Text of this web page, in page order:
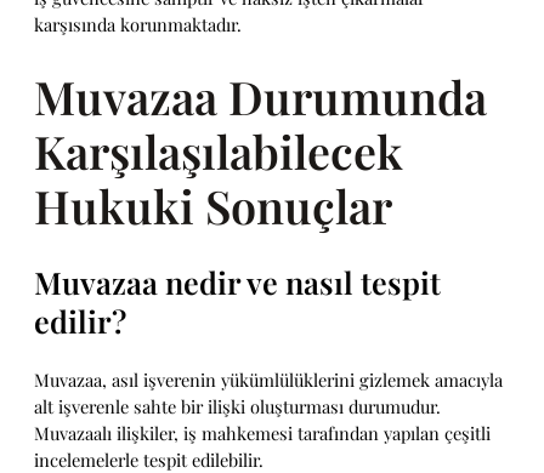
karşısında korunmaktadır.
Muvazaa Durumunda
Karşılaşılabilecek
Hukuki Sonuçlar
Muvazaa nedir ve nasıl tespit
edilir?
Muvazaa, asıl işverenin yükümlülüklerini gizlemek amacıyla
alt işverenle sahte bir ilişki oluşturması durumudur.
Muvazaalı ilişkiler, iş mahkemesi tarafından yapılan çeşitli
incelemelerle tespit edilebilir.